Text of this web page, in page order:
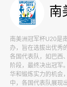
南
南美洲冠军杯U20是
办，旨在选拔出优秀
各国代表队，如巴西
阶段，最终决出冠军
华和锻炼实力的机会
中，各国代表队展现